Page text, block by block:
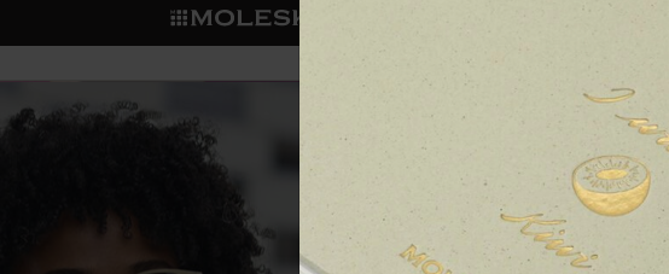
新商品
ノートブック
ノー
The
ミニ
カ
ダイアリー
サブカテゴリ
ダイ
パ
12カ
15
モレスキンスマート
すべ
ス
モレ
ア
モレ
ペ
ム
キム
「
キム
ン
カ
すべ
バ
限定
アー
プ
ミニ
マ
カン
ション
プラ
すべて見る
スマートライティング・シス
テム
サブカテゴリ
スマ
ス
スマ
モレスキンスマートスマート
とは
Notes
モ
モレ
カスタムダイアリー
カスタムノートブック
パッチ
和紙テープ
モレスキンメンバーシップ
我々の歴史
モレスキンのマニフェスト
ペンと紙の力
今すぐメンバー登録
ウェルカムオファー: 次回のご購入時に10% オフと送
通常特典: パーソナライズの2冊ご購入で1冊無料
バースデー特典: 1回限りの割引（1ヶ月有効）
先行プレビュー: 新作コレクションへの先行アクセス
伝説的なお得情報: 会員限定の特別サプライズスライド表示5